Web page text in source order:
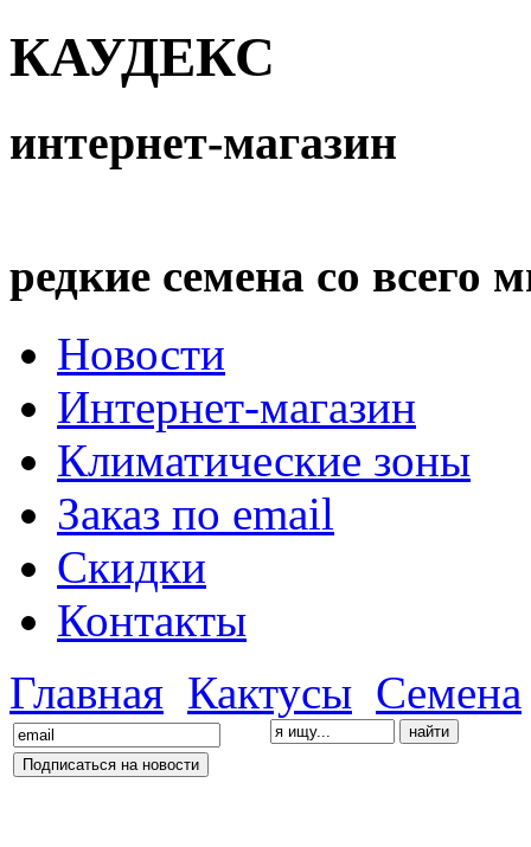
КАУДЕКС
интернет-магазин
редкие семена со всего
Новости
Интернет-магазин
Климатические зоны
Заказ по email
Скидки
Контакты
Главная Кактусы Семена